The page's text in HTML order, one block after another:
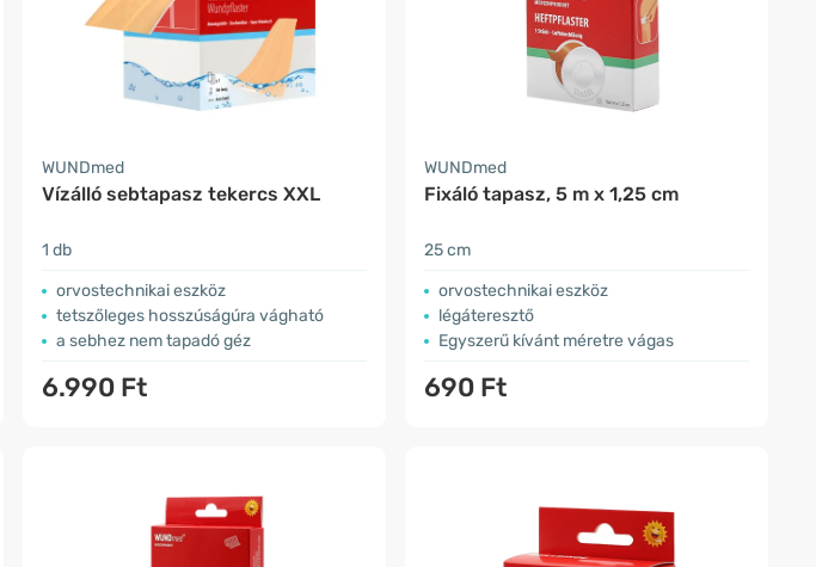
WUNDmed
Vízálló sebtapasz tekercs XXL
1 db
orvostechnikai eszköz
tetszőleges hosszúságúra vágható
a sebhez nem tapadó géz
6.990 Ft
WUNDmed
Fixáló tapasz, 5 m x 1,25 cm
25 cm
orvostechnikai eszköz
légáteresztő
Egyszerű kívánt méretre vágas
690 Ft